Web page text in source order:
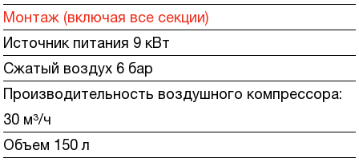
Монтаж (включая все секции)
Источник питания 9 кВт
Сжатый воздух 6 бар
Производительность воздушного компрессора:
30 м³/ч
Объем 150 л